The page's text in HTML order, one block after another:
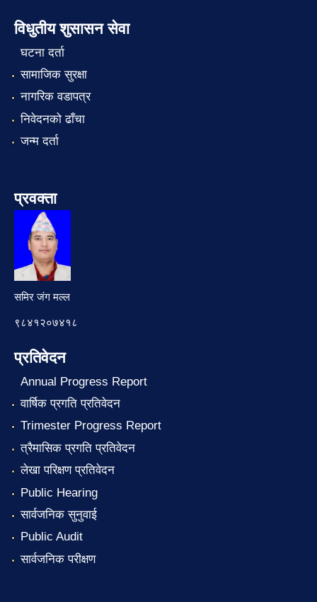
विधुतीय शुसासन सेवा
घटना दर्ता
सामाजिक सुरक्षा
नागरिक वडापत्र
निवेदनको ढाँचा
जन्म दर्ता
प्रवक्ता
समिर जंग मल्ल
९८४१२०७४१८
प्रतिवेदन
Annual Progress Report
वार्षिक प्रगति प्रतिवेदन
Trimester Progress Report
त्रैमासिक प्रगति प्रतिवेदन
लेखा परिक्षण प्रतिवेदन
Public Hearing
सार्वजनिक सुनुवाई
Public Audit
सार्वजनिक परीक्षण